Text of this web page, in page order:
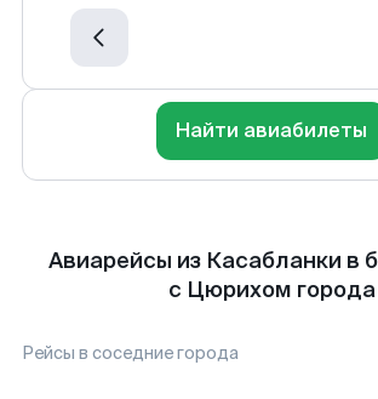
Найти авиабилеты
Авиарейсы из Касабланки в
с Цюрихом города
Рейсы в соседние города